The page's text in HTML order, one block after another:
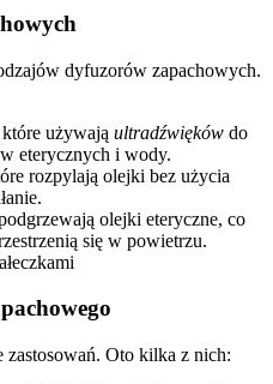
dyfuzorów zapachowych.
używają ultradźwięków do
eterycznych i wody.
rozpylają olejki bez użycia
olejki eteryczne, co
się w powietrzu.
zastosowań. Oto kilka z nich: